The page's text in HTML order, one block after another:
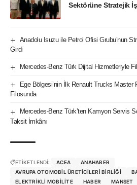
Sektörüne Stratejik
Anadolu Isuzu ile Petrol Ofisi Grubu’nun
Girdi
Mercedes-Benz Türk Dijital Hizmetleriyle
Ege Bölgesi’nin İlk Renault Trucks Master
Filosunda
Mercedes-Benz Türk’ten Kamyon Servis
Taksit İmkânı
ETİKETLENDİ: ACEA
ANAHABER
AVRUPA OTOMOBIL ÜRETICILERI BIRLIĞI
ELEKTRIKLI MOBILITE
HABER MANSET